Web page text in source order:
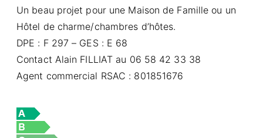
Un beau projet pour une Maison de Famille ou un
Hôtel de charme/chambres d’hôtes.
DPE : F 297 – GES : E 68
Contact Alain FILLIAT au 06 58 42 33 38
Agent commercial RSAC : 801851676